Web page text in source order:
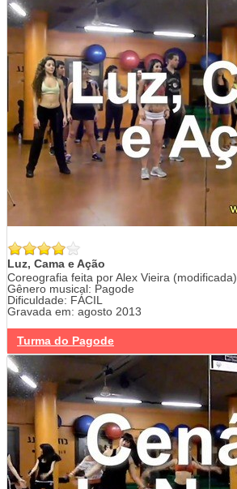
Luz, Cama e Ação
Coreografia feita por Alex Vieira (modificada).
Gênero musical: Pagode
Dificuldade: FÁCIL
Gravada em: agosto 2013
Turma do Pagode